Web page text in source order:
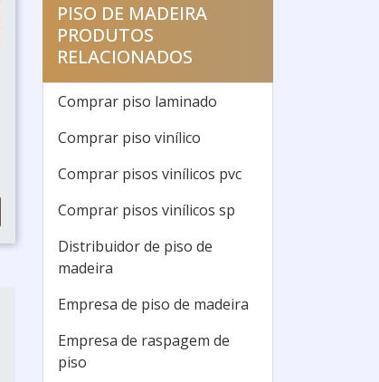
PISO DE MADEIRA
PRODUTOS
RELACIONADOS
Comprar piso laminado
Comprar piso vinílico
Comprar pisos vinílicos pvc
Comprar pisos vinílicos sp
Distribuidor de piso de
madeira
Empresa de piso de madeira
Empresa de raspagem de
piso